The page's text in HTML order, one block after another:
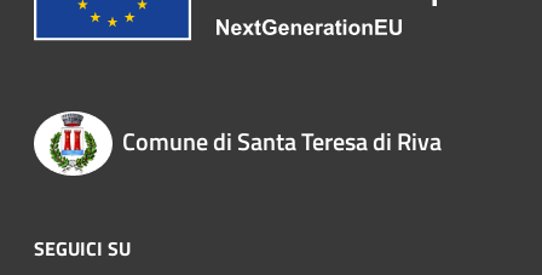
Comune di Santa Teresa di Riva
SEGUICI SU